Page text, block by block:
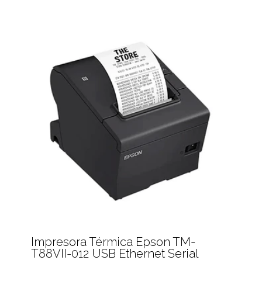
Impresora Térmica Epson TM-
T88VII-012 USB Ethernet Serial